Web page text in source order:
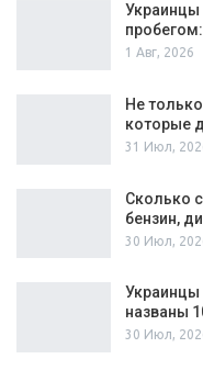
Украинцы
1 Авг, 2026
Не
которые
31 Июл,
Сколько
бензин,
30 Июл,
названы
30 Июл,